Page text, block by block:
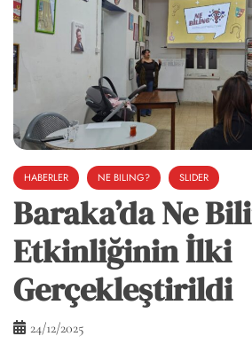
HABERLER NE BILING? SLIDER
Baraka’da Ne
Etkinliğinin İlki
Gerçekleştirildi
24/12/2025